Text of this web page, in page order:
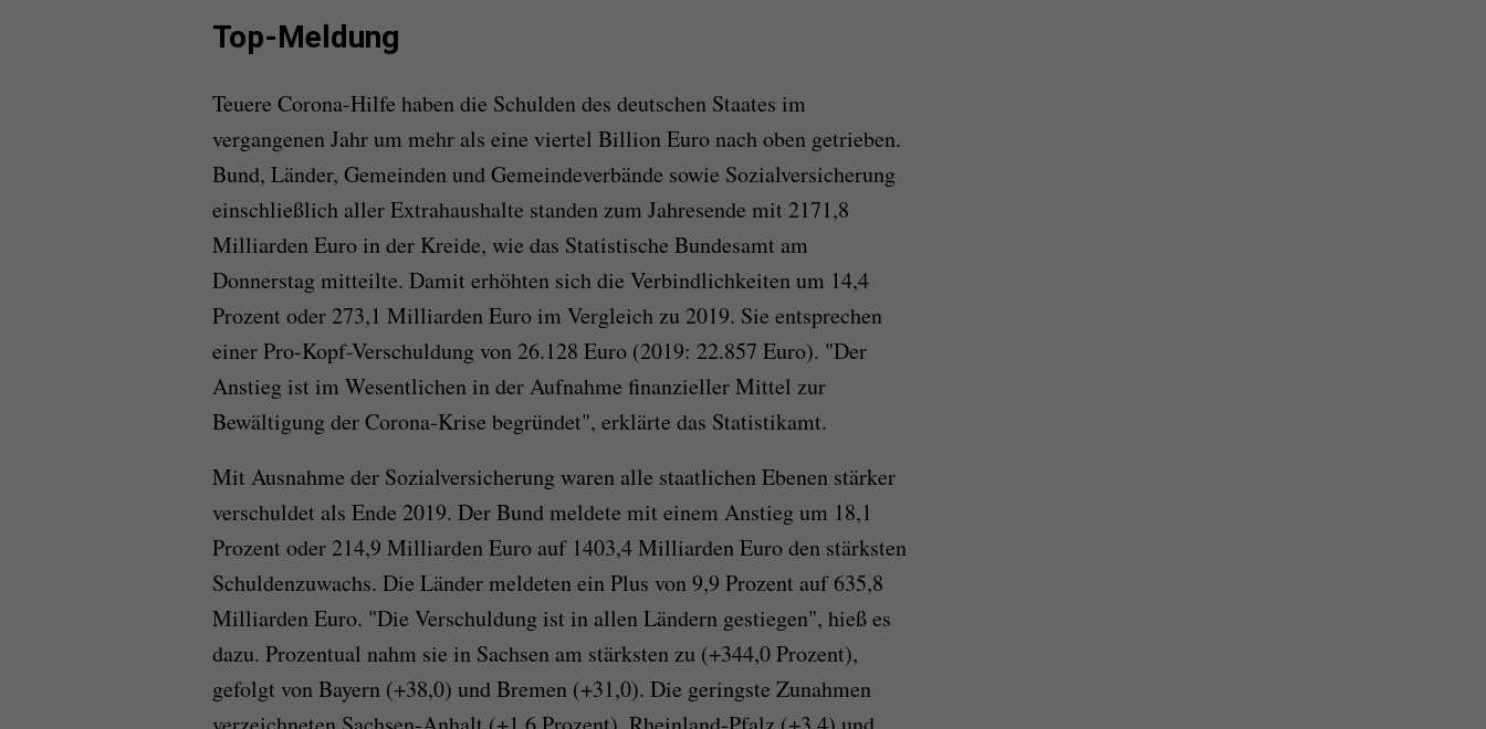
Top-Meldung
Teuere Corona-Hilfe haben die Schulden des deutschen Staates im
vergangenen Jahr um mehr als eine viertel Billion Euro nach oben getrieben.
Bund, Länder, Gemeinden und Gemeindeverbände sowie Sozialversicherung
einschließlich aller Extrahaushalte standen zum Jahresende mit 2171,8
Milliarden Euro in der Kreide, wie das Statistische Bundesamt am
Donnerstag mitteilte. Damit erhöhten sich die Verbindlichkeiten um 14,4
Prozent oder 273,1 Milliarden Euro im Vergleich zu 2019. Sie entsprechen
einer Pro-Kopf-Verschuldung von 26.128 Euro (2019: 22.857 Euro). "Der
Anstieg ist im Wesentlichen in der Aufnahme finanzieller Mittel zur
Bewältigung der Corona-Krise begründet", erklärte das Statistikamt.
Mit Ausnahme der Sozialversicherung waren alle staatlichen Ebenen stärker
verschuldet als Ende 2019. Der Bund meldete mit einem Anstieg um 18,1
Prozent oder 214,9 Milliarden Euro auf 1403,4 Milliarden Euro den stärksten
Schuldenzuwachs. Die Länder meldeten ein Plus von 9,9 Prozent auf 635,8
Milliarden Euro. "Die Verschuldung ist in allen Ländern gestiegen", hieß es
dazu. Prozentual nahm sie in Sachsen am stärksten zu (+344,0 Prozent),
gefolgt von Bayern (+38,0) und Bremen (+31,0). Die geringste Zunahmen